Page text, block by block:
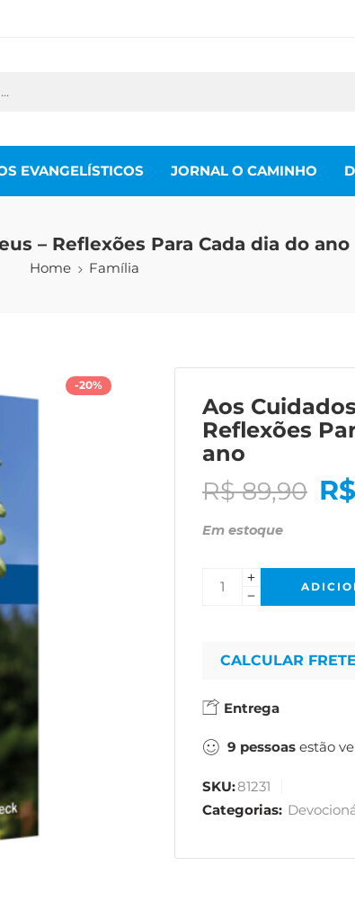
EVANGELÍSTICOS JORNAL O CAMINHO
– Reflexões Para Cada dia do ano
Home Família
-20%
Aos
Reflexões
ano
R$89,90 R$
Em estoque
CALCULAR
Entrega
9 pessoas estão
SKU:81231
Categorias: